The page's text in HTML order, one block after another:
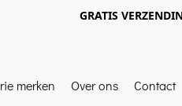
GRATIS
merken Over ons Contact